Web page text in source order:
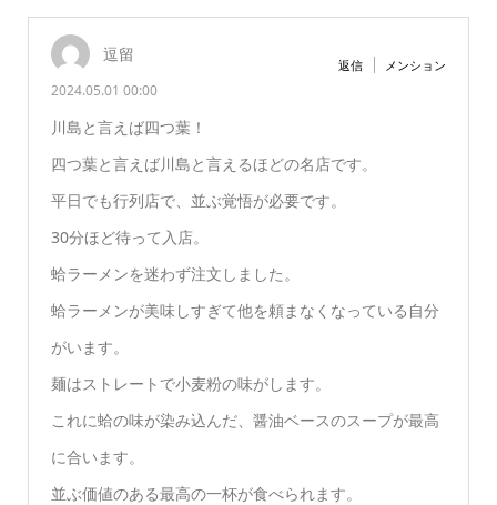
逗留
2024.05.01 00:00
返信 メンション
川島と言えば四つ葉！
四つ葉と言えば川島と言えるほどの名店です。
平日でも行列店で、並ぶ覚悟が必要です。
30分ほど待って入店。
蛤ラーメンを迷わず注文しました。
蛤ラーメンが美味しすぎて他を頼まなくなっている自分
がいます。
麺はストレートで小麦粉の味がします。
これに蛤の味が染み込んだ、醤油ベースのスープが最高
に合います。
並ぶ価値のある最高の一杯が食べられます。